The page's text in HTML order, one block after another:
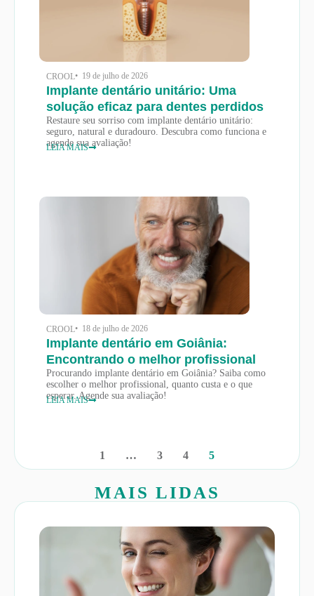
CROOL• 19 de julho de 2026
Implante dentário unitário: Uma
solução eficaz para dentes perdidos
Restaure seu sorriso com implante dentário unitário:
seguro, natural e duradouro. Descubra como funciona e
agende sua avaliação!
LEIA MAIS
CROOL• 18 de julho de 2026
Implante dentário em Goiânia:
Encontrando o melhor profissional
Procurando implante dentário em Goiânia? Saiba como
escolher o melhor profissional, quanto custa e o que
esperar. Agende sua avaliação!
LEIA MAIS
1 … 3 4 5
MAIS LIDAS